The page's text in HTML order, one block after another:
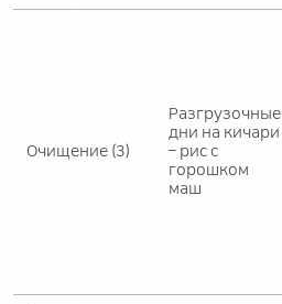
Очищение (3)
Разгрузочные
дни на кичари
– рис с
горошком
маш